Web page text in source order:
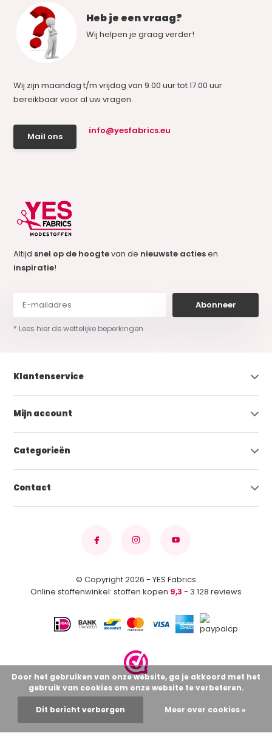
Heb je een vraag?
Wij helpen je graag verder!
Wij zijn maandag t/m vrijdag van 9.00 uur tot 17.00 uur
bereikbaar voor al uw vragen.
Mail ons
info@yesfabrics.eu
Altijd snel op de hoogtevan de nieuwste actiesen
inspiratie!
Abonneer
* Lees hier de wettelijke beperkingen
Klantenservice
Mijn account
Categorieën
Contact
© Copyright 2026 - YES Fabrics
Online stoffenwinkel: stoffen kopen 9,3 - 3.128 reviews
Door het gebruiken van onze website, ga je akkoord met het
gebruik van cookies om onze website te verbeteren.
Dit bericht verbergen Meer over cookies »